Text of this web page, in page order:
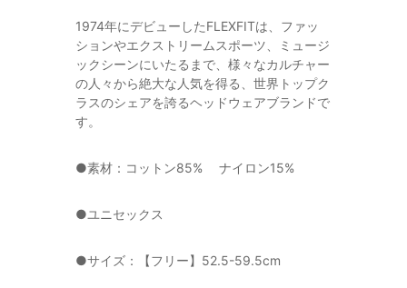
1974年にデビューしたFLEXFITは、ファッ
ションやエクストリームスポーツ、ミュージ
ックシーンにいたるまで、様々なカルチャー
の人々から絶大な人気を得る、世界トップク
ラスのシェアを誇るヘッドウェアブランドで
す。
●素材：コットン85% ナイロン15%
●ユニセックス
●サイズ：【フリー】52.5-59.5cm